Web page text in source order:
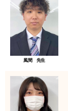
風間 先生